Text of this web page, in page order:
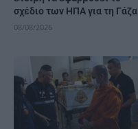
σχέδιο των ΗΠΑ για τη Γάζα
08/08/2026